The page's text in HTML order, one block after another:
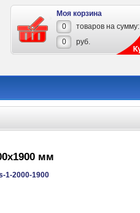
Моя корзина
0
товаров на сумму:
0
руб.
мм
1-2000-1900